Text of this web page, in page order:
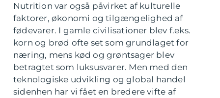
Nutrition var også påvirket af kulturelle
faktorer, økonomi og tilgængelighed af
fødevarer. I gamle civilisationer blev f.eks.
korn og brød ofte set som grundlaget for
næring, mens kød og grøntsager blev
betragtet som luksusvarer. Men med den
teknologiske udvikling og global handel
sidenhen har vi fået en bredere vifte af